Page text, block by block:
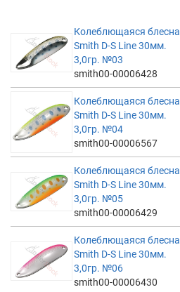
Колеблющаяся блесна
Smith D-S Line 30мм.
3,0гр. №03
smith00-00006428
Колеблющаяся блесна
Smith D-S Line 30мм.
3,0гр. №04
smith00-00006567
Колеблющаяся блесна
Smith D-S Line 30мм.
3,0гр. №05
smith00-00006429
Колеблющаяся блесна
Smith D-S Line 30мм.
3,0гр. №06
smith00-00006430